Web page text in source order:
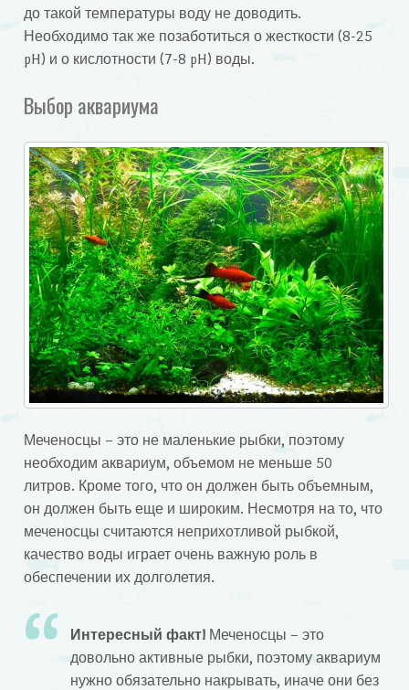
до такой температуры воду не доводить.
Необходимо так же позаботиться о жесткости (8-25
pH) и о кислотности (7-8 pH) воды.
Выбор аквариума
Меченосцы – это не маленькие рыбки, поэтому
необходим аквариум, объемом не меньше 50
литров. Кроме того, что он должен быть объемным,
он должен быть еще и широким. Несмотря на то, что
меченосцы считаются неприхотливой рыбкой,
качество воды играет очень важную роль в
обеспечении их долголетия.
Интересный факт!Меченосцы – это
довольно активные рыбки, поэтому аквариум
нужно обязательно накрывать, иначе они без